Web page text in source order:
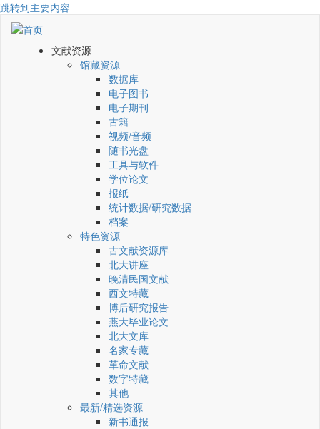
跳转到主要内容
文献资源
馆藏资源
数据库
电子图书
电子期刊
古籍
视频/音频
随书光盘
工具与软件
学位论文
报纸
统计数据/研究数据
档案
特色资源
古文献资源库
北大讲座
晚清民国文献
西文特藏
博后研究报告
燕大毕业论文
北大文库
名家专藏
革命文献
数字特藏
其他
最新/精选资源
新书通报